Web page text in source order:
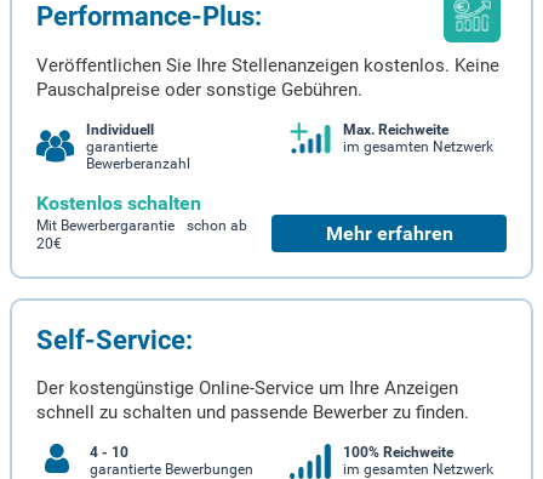
Performance-Plus:
Veröffentlichen Sie Ihre Stellenanzeigen kostenlos. Keine
Pauschalpreise oder sonstige Gebühren.
Individuell
garantierte
Bewerberanzahl
Max. Reichweite
im gesamten Netzwerk
Kostenlos schalten
Mit Bewerbergarantie schon ab
20€
Mehr erfahren
Self-Service:
Der kostengünstige Online-Service um Ihre Anzeigen
schnell zu schalten und passende Bewerber zu finden.
4 - 10
garantierte Bewerbungen
100% Reichweite
im gesamten Netzwerk